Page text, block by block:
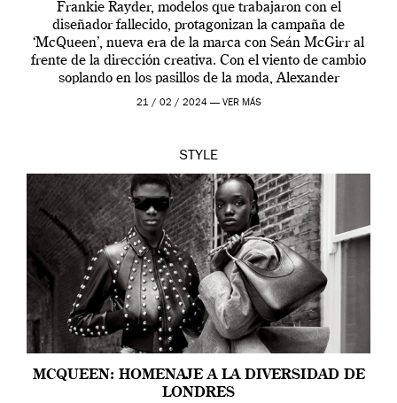
Frankie Rayder, modelos que trabajaron con el
diseñador fallecido, protagonizan la campaña de
‘McQueen’, nueva era de la marca con Seán McGirr al
frente de la dirección creativa. Con el viento de cambio
soplando en los pasillos de la moda, Alexander
McQueen se prepara para una […]
21 / 02 / 2024 — VER MÁS
STYLE
MCQUEEN: HOMENAJE A LA DIVERSIDAD DE
LONDRES